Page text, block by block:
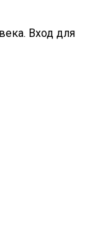
Вход для